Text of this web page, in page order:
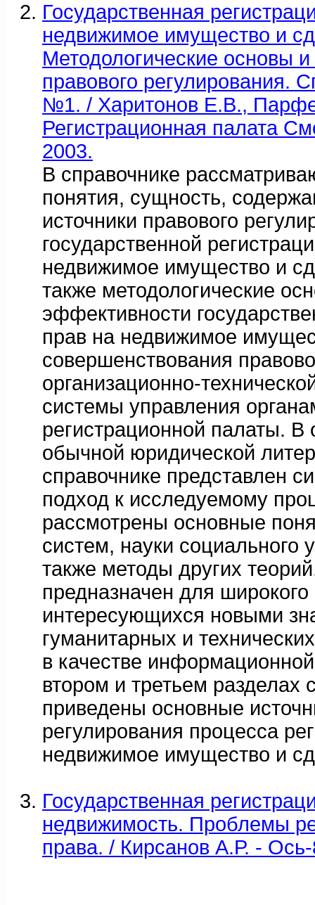
Государственная
недвижимое имущество и
Методологические основы и
правового регулирования.
№1. / Харитонов Е.В.,
Регистрационная палата
2003.
В справочнике
понятия, сущность,
источники правового
государственной
недвижимое имущество и
также методологические
эффективности
прав на недвижимое
совершенствования
организационно-
системы управления
регистрационной палаты. В
обычной юридической
справочнике представлен
подход к исследуемому
рассмотрены основные
систем, науки социального
также методы других
предназначен для широкого
интересующихся новыми
гуманитарных и
в качестве
втором и третьем разделах
приведены основные
регулирования процесса
недвижимое имущество и
Государственная
недвижимость. Проблемы
права. / Кирсанов А.Р. -